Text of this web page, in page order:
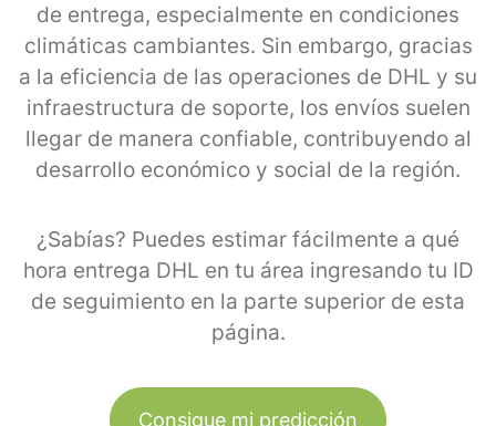
de entrega, especialmente en condiciones
climáticas cambiantes. Sin embargo, gracias
a la eficiencia de las operaciones de DHL y su
infraestructura de soporte, los envíos suelen
llegar de manera confiable, contribuyendo al
desarrollo económico y social de la región.
¿Sabías? Puedes estimar fácilmente a qué
hora entrega DHL en tu área ingresando tu ID
de seguimiento en la parte superior de esta
página.
Consigue mi predicción